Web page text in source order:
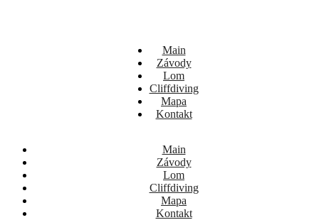
Main
Závody
Lom
Cliffdiving
Mapa
Kontakt
Main
Závody
Lom
Cliffdiving
Mapa
Kontakt